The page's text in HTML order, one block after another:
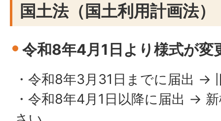
国土法（国土利用計画法）
令和8年4月1日より様式が変
・令和8年3月31日までに届出 →
・令和8年4月1日以降に届出 →